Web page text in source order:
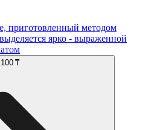
приготовленный методом
ярко - выраженной
₸